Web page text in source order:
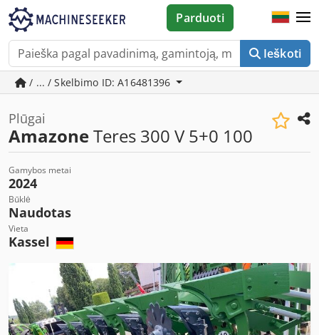
Ieškoti
Parduoti
/ ... / Skelbimo ID: A16481396
Plūgai
AmazoneTeres 300 V 5+0 100
Gamybos metai
2024
Būklė
Naudotas
Vieta
Kassel